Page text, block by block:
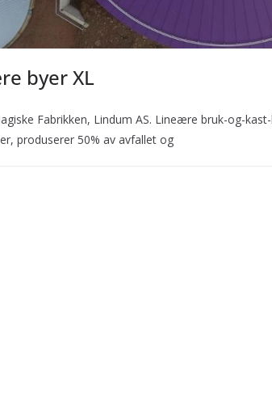
byer XL
Fabrikken, Lindum AS. Lineære bruk-og-
produserer 50% av avfallet og